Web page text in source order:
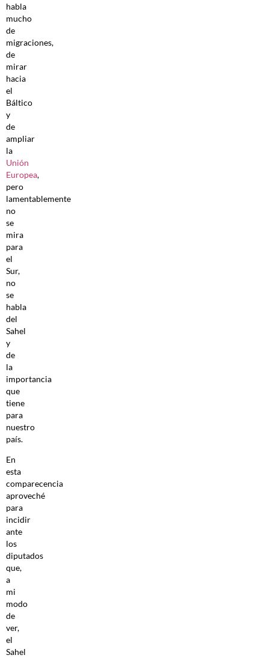
habla
mucho
de
migraciones,
de
mirar
hacia
el
Báltico
y
de
ampliar
la
Unión
Europea,
pero
lamentablemente
no
se
mira
para
el
Sur,
no
se
habla
del
Sahel
y
de
la
importancia
que
tiene
para
nuestro
país.
En
esta
comparecencia
aproveché
para
incidir
ante
los
diputados
que,
a
mi
modo
de
ver,
el
Sahel